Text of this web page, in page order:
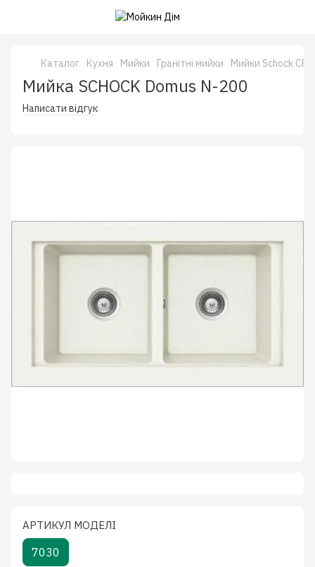
Каталог Кухня Мийки Гранітні мийки Мийки Schock
Мийка SCHOCK Domus N-200
Написати відгук
АРТИКУЛ МОДЕЛІ
7030